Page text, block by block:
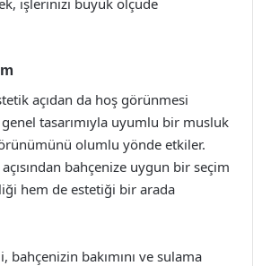
işlerinizi büyük ölçüde
açıdan da hoş görünmesi
tasarımıyla uyumlu bir musluk
olumlu yönde etkiler.
bahçenize uygun bir seçim
hem de estetiği bir arada
bahçenizin bakımını ve sulama